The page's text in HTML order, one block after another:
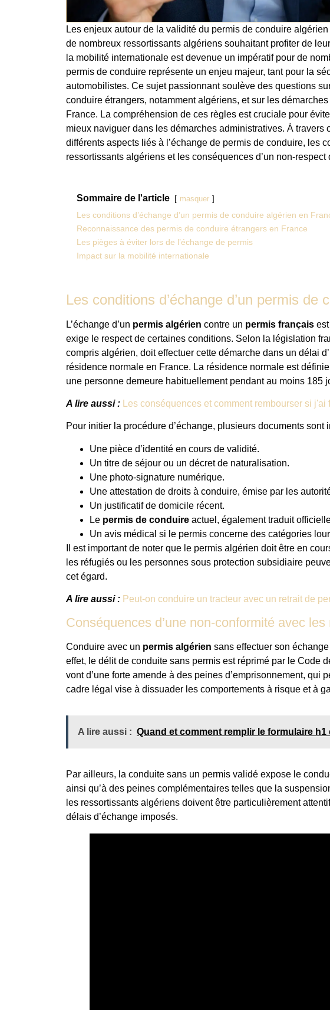
Les enjeux autour de la validité du permis de conduire
de nombreux ressortissants algériens souhaitant profiter de
la mobilité internationale est devenue un impératif pour de
permis de conduire représente un enjeu majeur, tant pour la
automobilistes. Ce sujet passionnant soulève des questions
conduire étrangers, notamment algériens, et sur les
France. La compréhension de ces règles est cruciale pour
mieux naviguer dans les démarches administratives. À travers
différents aspects liés à l’échange de permis de conduire, les
ressortissants algériens et les conséquences d’un non-respect
Sommaire de l'article masquer
Les conditions d’échange d’un permis de conduire algérien en
Reconnaissance des permis de conduire étrangers en France
Les pièges à éviter lors de l’échange de permis
Impact sur la mobilité internationale
Les conditions d’échange d’un permis de
L’échange d’un permis algérien contre un permis français
exige le respect de certaines conditions. Selon la législation
compris algérien, doit effectuer cette démarche dans un délai
résidence normale en France. La résidence normale est
une personne demeure habituellement pendant au moins 185
A lire aussi : Les conséquences et comment rembourser si
Pour initier la procédure d’échange, plusieurs documents sont
Une pièce d’identité en cours de validité.
Un titre de séjour ou un décret de naturalisation.
Une photo-signature numérique.
Une attestation de droits à conduire, émise par les
Un justificatif de domicile récent.
Le permis de conduire actuel, également traduit
Un avis médical si le permis concerne des catégories
Il est important de noter que le permis algérien doit être en
les réfugiés ou les personnes sous protection subsidiaire
cet égard.
A lire aussi : Peut-on conduire un tracteur avec un retrait de
Conséquences d’une non-conformité avec les
Conduire avec un permis algérien sans effectuer son
effet, le délit de conduite sans permis est réprimé par le Code
vont d’une forte amende à des peines d’emprisonnement, qui
cadre légal vise à dissuader les comportements à risque et à
A lire aussi : Quand et comment remplir le formulaire h1
Par ailleurs, la conduite sans un permis validé expose le
ainsi qu’à des peines complémentaires telles que la
les ressortissants algériens doivent être particulièrement
délais d’échange imposés.